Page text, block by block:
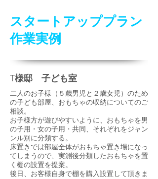
スタートアッププラン
作業実例
T様邸 子ども室
二人のお子様（５歳男児と２歳女児）のため
の子ども部屋、おもちゃの収納についてのご
相談。
お子様方が遊びやすいように、おもちゃを男
の子用・女の子用・共同、それぞれをジャン
ンル別に分類する。
床置きでは部屋全体がおもちゃ置き場になっ
てしまうので、実測後分類したおもちゃを置
く棚の設置を提案。
後日、お客様自身で棚を購入設置して頂きま